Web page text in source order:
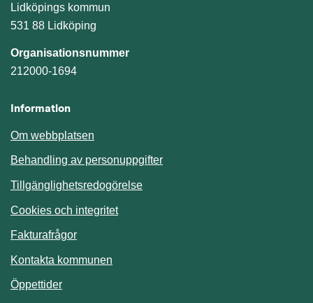
Lidköpings kommun
531 88 Lidköping
Organisationsnummer
212000-1694
Information
Om webbplatsen
Behandling av personuppgifter
Tillgänglighetsredogörelse
Cookies och integritet
Fakturafrågor
Kontakta kommunen
Öppettider